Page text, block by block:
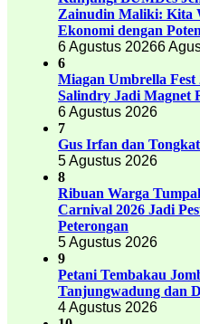
Zainudin Maliki: Kita
Ekonomi dengan
6 Agustus 20266
6
Miagan Umbrella Fest
Salindry Jadi Magnet
6 Agustus 2026
7
Gus Irfan dan
5 Agustus 2026
8
Ribuan Warga
Carnival 2026 Jadi
Peterongan
5 Agustus 2026
9
Petani Tembakau
Tanjungwadung dan
4 Agustus 2026